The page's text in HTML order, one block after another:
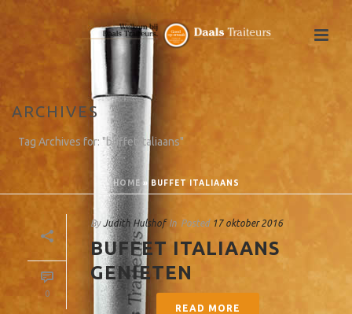
ARCHIVES
Tag Archives for: "buffet Italiaans"
HOME » BUFFET ITALIAANS
0
By Judith Hulshof In Posted 17 oktober 2016
BUFFET ITALIAANS
GENIETEN
READ MORE